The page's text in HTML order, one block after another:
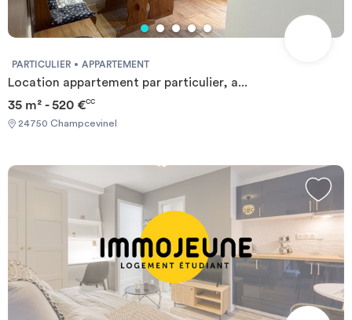
PARTICULIER APPARTEMENT
Location appartement par particulier, a...
35 m² - 520 €CC
24750 Champcevinel